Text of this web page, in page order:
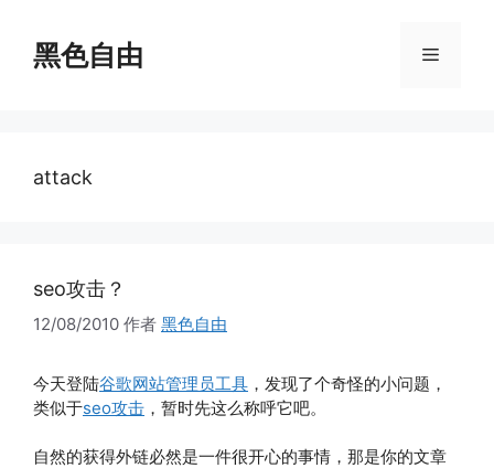
黑色自由 菜
attack
seo攻击？
12/08/2010 作者 黑色自由
今天登陆谷歌网站管理员工具 ，发现了个奇怪的小问题，
类似于seo攻击 ，暂时先这么称呼它吧。
自然的获得外链必然是一件很开心的事情，那是你的文章